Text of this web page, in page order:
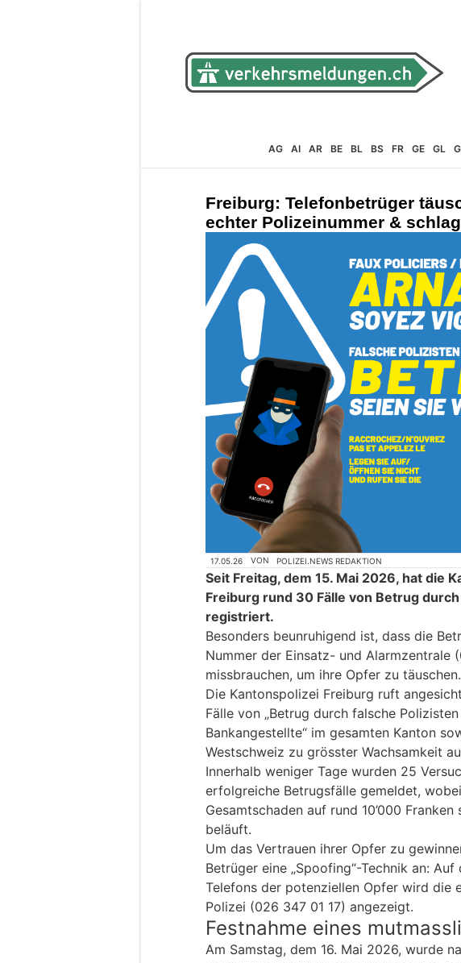
AG AI AR BE BL BS FR GE GL
Freiburg: Telefonbetrüger
echter Polizeinummer &
17.05.26 VON POLIZEI.NEWS REDAKTION
Seit Freitag, dem 15. Mai 2026, hat die
Freiburg rund 30 Fälle von Betrug
registriert.
Besonders beunruhigend ist, dass die
Nummer der Einsatz- und Alarmzentrale
missbrauchen, um ihre Opfer zu täuschen.
Die Kantonspolizei Freiburg ruft
Fälle von „Betrug durch falsche
Bankangestellte“ im gesamten Kanton
Westschweiz zu grösster Wachsamkeit
Innerhalb weniger Tage wurden 25
erfolgreiche Betrugsfälle gemeldet,
Gesamtschaden auf rund 10’000 Franken
beläuft.
Um das Vertrauen ihrer Opfer zu
Betrüger eine „Spoofing“-Technik an:
Telefons der potenziellen Opfer wird die
Polizei (026 347 01 17) angezeigt.
Festnahme eines
Am Samstag, dem 16. Mai 2026, wurde